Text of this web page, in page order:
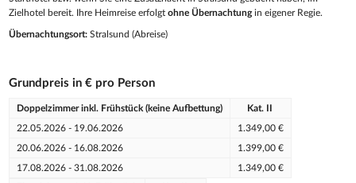
Zielhotel bereit. Ihre Heimreise erfolgtohne Übernachtung in eigener Regie.
Übernachtungsort: Stralsund (Abreise)
Grundpreis in € pro Person
Doppelzimmer inkl. Frühstück (keine Aufbettung) Kat. II
22.05.2026 - 19.06.2026 1.349,00 €
20.06.2026 - 16.08.2026 1.399,00 €
17.08.2026 - 31.08.2026 1.349,00 €